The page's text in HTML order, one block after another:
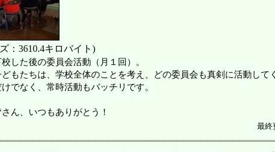
：3610.4キロバイト)
した後の委員会活動（月１回）。
もたちは、学校全体のことを考え、どの委員会も真剣に活動して
でなく、常時活動もバッチリです。
ん、いつもありがとう！
最終